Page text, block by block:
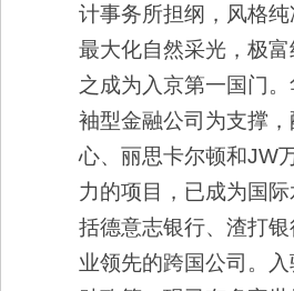
计事务所担纲，风格
最大化自然采光，极
之成为入京第一国门
袖型金融公司为支撑
心、丽思卡尔顿和JW
力的项目，已成为国
括德意志银行、渣打
业领先的跨国公司。